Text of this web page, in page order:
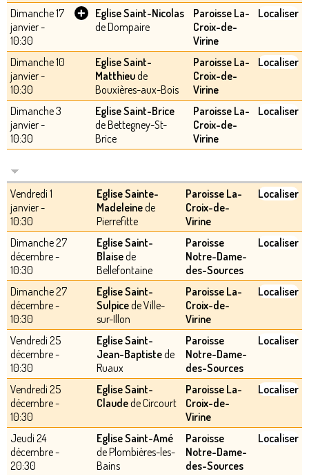
Dimanche 17
janvier -
10:30
+
Eglise Saint-Nicolas
de Dompaire
Paroisse La-
Croix-de-
Virine
Localiser
Dimanche 10
janvier -
10:30
Eglise Saint-
Matthieude
Bouxières-aux-Bois
Paroisse La-
Croix-de-
Virine
Localiser
Dimanche 3
janvier -
10:30
Eglise Saint-Brice
de Bettegney-St-
Brice
Paroisse La-
Croix-de-
Virine
Localiser
Vendredi 1
janvier -
10:30
Eglise Sainte-
Madeleinede
Pierrefitte
Paroisse La-
Croix-de-
Virine
Localiser
Dimanche 27
décembre -
10:30
Eglise Saint-
Blaisede
Bellefontaine
Paroisse
Notre-Dame-
des-Sources
Localiser
Dimanche 27
décembre -
10:30
Eglise Saint-
Sulpicede Ville-
sur-Illon
Paroisse La-
Croix-de-
Virine
Localiser
Vendredi 25
décembre -
10:30
Eglise Saint-
Jean-Baptistede
Ruaux
Paroisse
Notre-Dame-
des-Sources
Localiser
Vendredi 25
décembre -
10:30
Eglise Saint-
Claudede Circourt
Paroisse La-
Croix-de-
Virine
Localiser
Jeudi 24
décembre -
20:30
Eglise Saint-Amé
de Plombières-les-
Bains
Paroisse
Notre-Dame-
des-Sources
Localiser